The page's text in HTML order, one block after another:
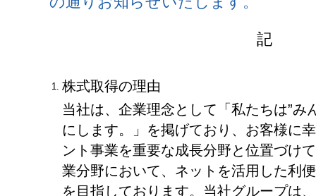
記
1. 株式取得の理由
当社は、企業理念として「私たちは”み
にします。」を掲げており、お客様に
ント事業を重要な成長分野と位置づけ
業分野において、ネットを活用した利
を目指しております。当社グループは